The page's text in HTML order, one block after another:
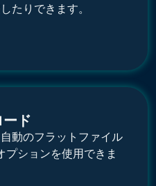
たりできます。
ド
動のフラットファイル
ションを使用できま